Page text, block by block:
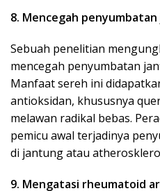
8. Mencegah
Sebuah penelitian
mencegah penyumbatan
Manfaat sereh ini
antioksidan, khususnya
melawan radikal bebas.
pemicu awal terjadinya
di jantung atau
9. Mengatasi rheumatoid